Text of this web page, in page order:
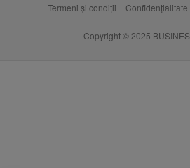
Termeni și condiții Confidențialitate
Copyright © 2025